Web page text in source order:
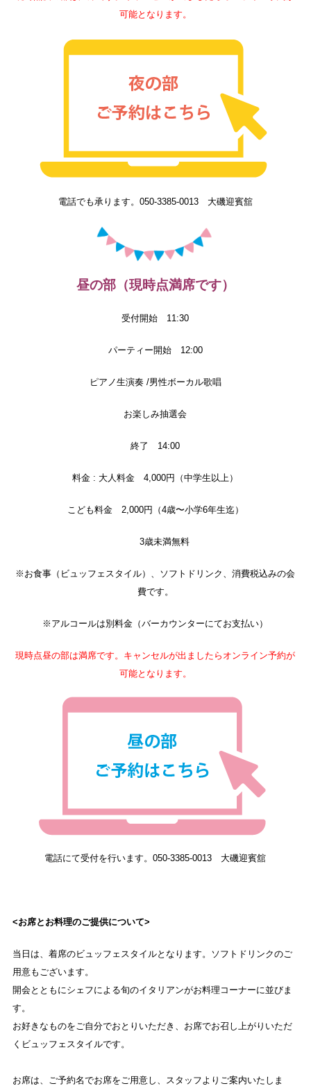
可能となります。
電話でも承ります。050-3385-0013 大磯迎賓舘
昼の部（現時点満席です）
受付開始 11:30
パーティー開始 12:00
ピアノ生演奏 /男性ボーカル歌唱
お楽しみ抽選会
終了 14:00
料金 : 大人料金 4,000円（中学生以上）
こども料金 2,000円（4歳〜小学6年生迄）
3歳未満無料
※お食事（ビュッフェスタイル）、ソフトドリンク、消費税込みの会
費です。
※アルコールは別料金（バーカウンターにてお支払い）
現時点昼の部は満席です。キャンセルが出ましたらオンライン予約が
可能となります。
電話にて受付を行います。050-3385-0013 大磯迎賓舘
<お席とお料理のご提供について>
当日は、着席のビュッフェスタイルとなります。ソフトドリンクのご
用意もございます。
開会とともにシェフによる旬のイタリアンがお料理コーナーに並びま
す。
お好きなものをご自分でおとりいただき、お席でお召し上がりいただ
くビュッフェスタイルです。
お席は、ご予約名でお席をご用意し、スタッフよりご案内いたしま